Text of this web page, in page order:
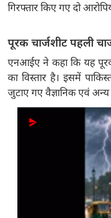
गिरफ्तार किए गए दो
पूरक चार्जशीट पहली
एनआईए ने कहा कि यह पूरक
का विस्तार है। इसमें
जुटाए गए वैज्ञानिक एवं अन्य